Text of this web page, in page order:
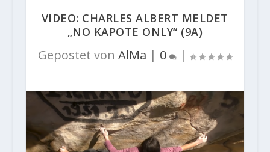
VIDEO: CHARLES ALBERT MELDET
„NO KAPOTE ONLY“ (9A)
Gepostet von AlMa | 0 |